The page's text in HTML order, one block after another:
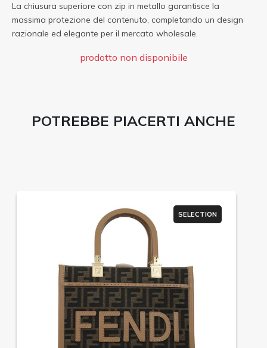
La chiusura superiore con zip in metallo garantisce la
massima protezione del contenuto, completando un design
razionale ed elegante per il mercato wholesale.
prodotto non disponibile
POTREBBE PIACERTI ANCHE
SELECTION